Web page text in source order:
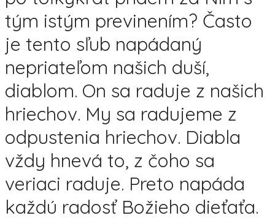
tým istým previnením? Často
je tento sľub napádaný
nepriateľom našich duší,
diablom. On sa raduje z našich
hriechov. My sa radujeme z
odpustenia hriechov. Diabla
vždy hnevá to, z čoho sa
veriaci raduje. Preto napáda
každú radosť Božieho dieťaťa.